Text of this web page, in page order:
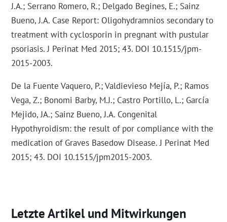
J.A.; Serrano Romero, R.; Delgado Begines, E.; Sainz
Bueno, J.A. Case Report: Oligohydramnios secondary to
treatment with cyclosporin in pregnant with pustular
psoriasis. J Perinat Med 2015; 43. DOI 10.1515/jpm-
2015-2003.
De la Fuente Vaquero, P.; Valdievieso Mejía, P.; Ramos
Vega, Z.; Bonomi Barby, M.J.; Castro Portillo, L.; García
Mejido, JA.; Sainz Bueno, J.A. Congenital
Hypothyroidism: the result of por compliance with the
medication of Graves Basedow Disease. J Perinat Med
2015; 43. DOI 10.1515/jpm2015-2003.
Letzte Artikel und Mitwirkungen